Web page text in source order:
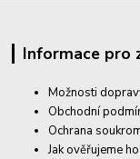
Informace pro
Možnosti
Obchodní
Ochrana
Jak ověřujeme